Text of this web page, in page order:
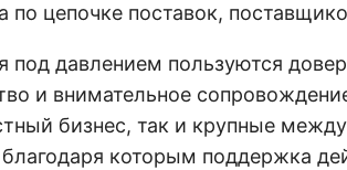
по цепочке поставок,
давлением пользуются
и внимательное
бизнес, так и крупные
которым поддержка